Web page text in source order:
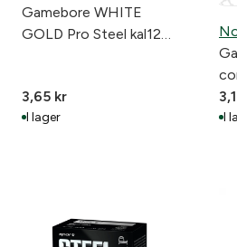
Gamebore WHITE
GOLD Pro Steel kal12
3,65 kr
I lager I